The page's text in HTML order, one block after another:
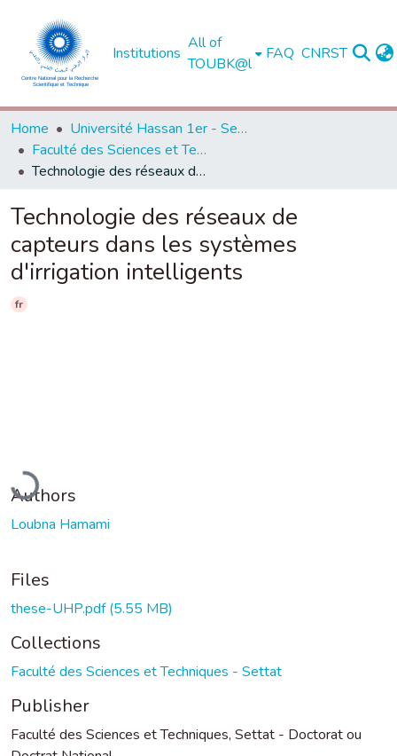
Institutions
All of
TOUBK@l
FAQ CNRST
Home
Université Hassan 1er - Settat
Faculté des Sciences et Techniques - Settat
Technologie des réseaux de capteurs dans les systèmes d'irrigation intelligents
Technologie des réseaux de
capteurs dans les systèmes
d'irrigation intelligents
fr
Loading...
Authors
Loubna Hamami
Files
these-UHP.pdf(5.55 MB)
Collections
Faculté des Sciences et Techniques - Settat
Publisher
Faculté des Sciences et Techniques, Settat - Doctorat ou